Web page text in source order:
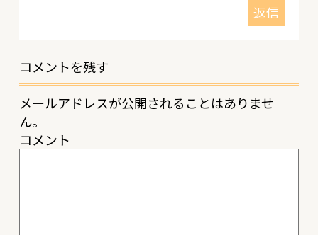
返信
コメントを残す
メールアドレスが公開されることはありませ
ん。
コメント